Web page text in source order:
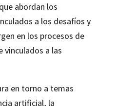
abordan los
a los desafíos y
en los procesos de
vinculados a las
en torno a temas
artificial, la